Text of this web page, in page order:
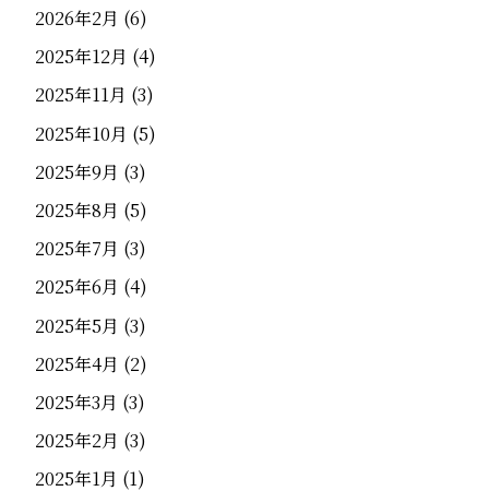
2026年2月 (6)
2025年12月 (4)
2025年11月 (3)
2025年10月 (5)
2025年9月 (3)
2025年8月 (5)
2025年7月 (3)
2025年6月 (4)
2025年5月 (3)
2025年4月 (2)
2025年3月 (3)
2025年2月 (3)
2025年1月 (1)